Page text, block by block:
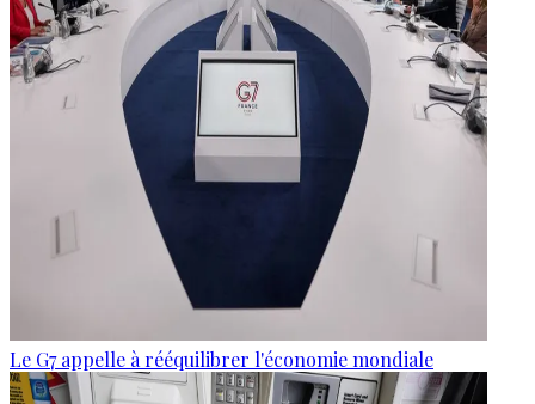
Le G7 appelle à rééquilibrer l'économie mondiale